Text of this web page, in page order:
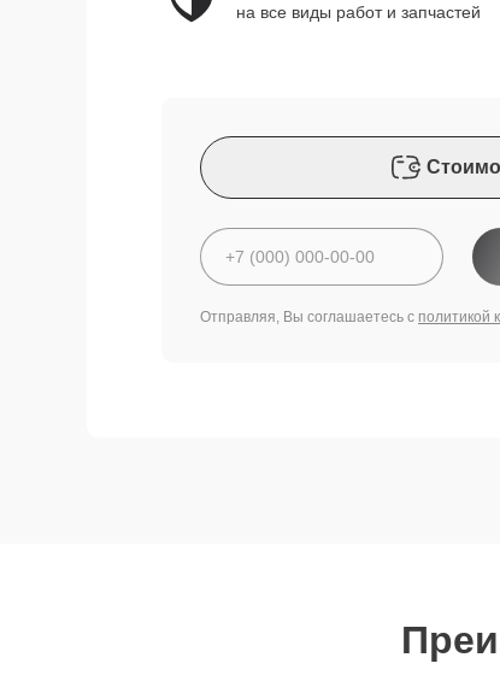
на все виды работ и запчастей
Отправляя, Вы соглашаетесь с политикой